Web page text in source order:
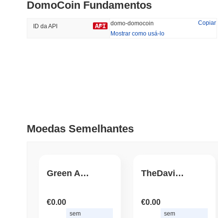
#1122 #1015
DomoCoin Fundamentos
ID da API domo-domocoin
Copiar
Mostrar como usá-lo
Moedas Semelhantes
Green ApeCoin
€0.00
sem
TheDavisLegacyCoin
€0.00
sem